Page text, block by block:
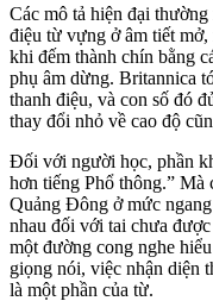
Các mô tả hiện đại
điệu từ vựng ở âm tiết
khi đếm thành chín bằng
phụ âm dừng. Britannica
thanh điệu, và con số đó
thay đổi nhỏ về cao độ
Đối với người học, phần
hơn tiếng Phổ thông.” Mà
Quảng Đông ở mức
nhau đối với tai chưa
một đường cong nghe
giọng nói, việc nhận diện
là một phần của từ.